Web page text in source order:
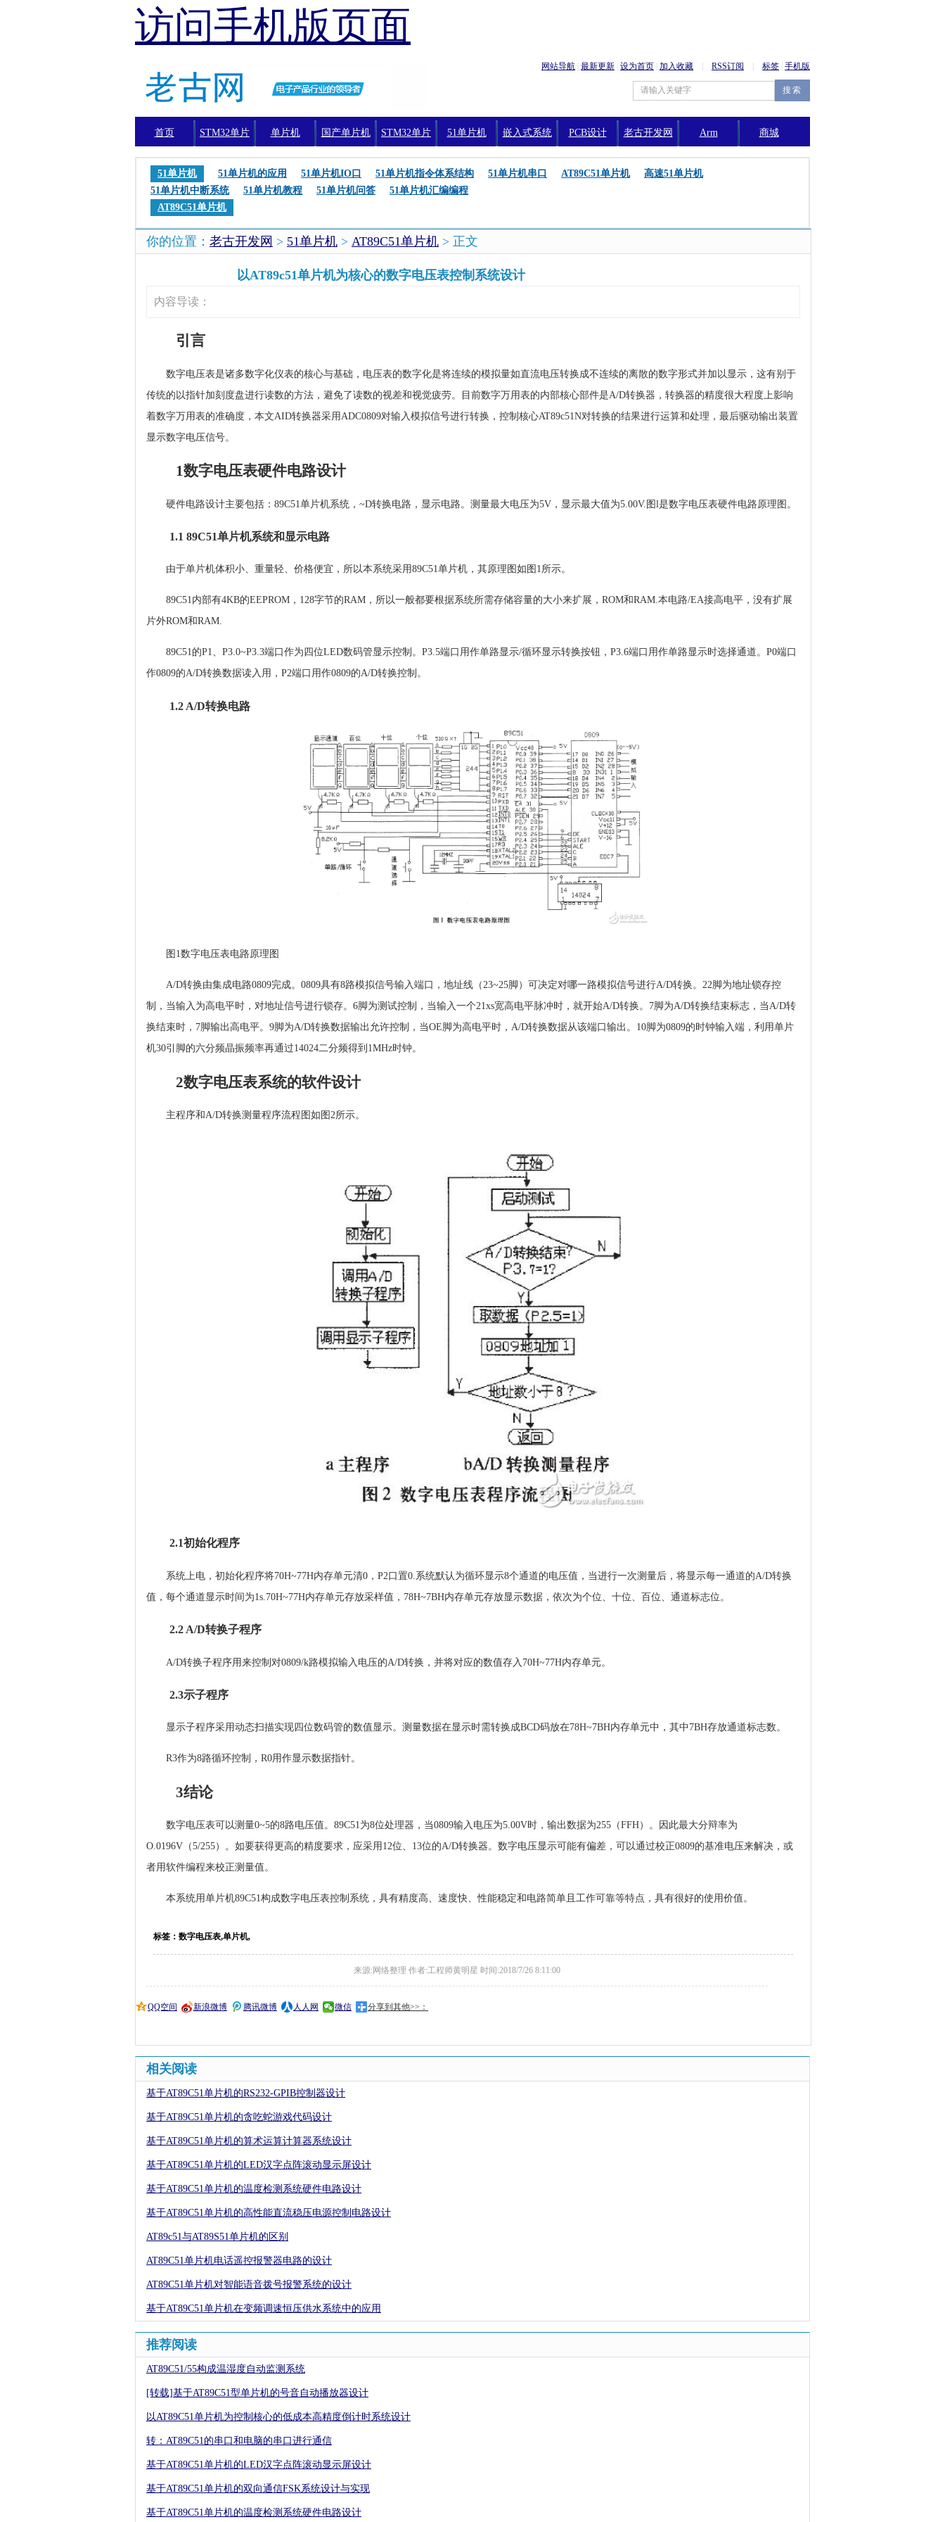
访问手机版页面
网站导航 最新更新 设为首页 加入收藏 RSS订阅 标签 手机版
首页 STM32单片 单片机 国产单片机 STM32单片 51单片机 嵌入式系统 PCB设计 老古开发网 Arm 商城
51单片机 51单片机的应用 51单片机IO口 51单片机指令体系结构 51单片机串口 AT89C51单片机
高速51单片机
51单片机中断系统
51单片机教程 51单片机问答
51单片机汇编编程
AT89C51单片机
你的位置： 老古开发网 > 51单片机 > AT89C51单片机 > 正文
以AT89c51单片机为核心的数字电压表控制系统设计
内容导读：
引言
数字电压表是诸多数字化仪表的核心与基础，电压表的数字化是将连续的模拟量如直流电压转换成不连续的离散的数字形式并加以显示，这有别于
传统的以指针加刻度盘进行读数的方法，避免了读数的视差和视觉疲劳。目前数字万用表的内部核心部件是A/D转换器，转换器的精度很大程度上影响
着数字万用表的准确度，本文AID转换器采用ADC0809对输入模拟信号进行转换，控制核心AT89c51N对转换的结果进行运算和处理，最后驱动输出装置
显示数字电压信号。
1数字电压表硬件电路设计
硬件电路设计主要包括：89C51单片机系统，~D转换电路，显示电路。测量最大电压为5V，显示最大值为5.00V.图l是数字电压表硬件电路原理图。
1.1 89C51单片机系统和显示电路
由于单片机体积小、重量轻、价格便宜，所以本系统采用89C51单片机，其原理图如图1所示。
89C51内部有4KB的EEPROM，128字节的RAM，所以一般都要根据系统所需存储容量的大小来扩展，ROM和RAM.本电路/EA接高电平，没有扩展
片外ROM和RAM.
89C51的P1、P3.0~P3.3端口作为四位LED数码管显示控制。P3.5端口用作单路显示/循环显示转换按钮，P3.6端口用作单路显示时选择通道。P0端口
作0809的A/D转换数据读入用，P2端口用作0809的A/D转换控制。
1.2 A/D转换电路
图1数字电压表电路原理图
A/D转换由集成电路0809完成。0809具有8路模拟信号输入端口，地址线（23~25脚）可决定对哪一路模拟信号进行A/D转换。22脚为地址锁存控
制，当输入为高电平时，对地址信号进行锁存。6脚为测试控制，当输入一个21xs宽高电平脉冲时，就开始A/D转换。7脚为A/D转换结束标志，当A/D转
换结束时，7脚输出高电平。9脚为A/D转换数据输出允许控制，当OE脚为高电平时，A/D转换数据从该端口输出。10脚为0809的时钟输入端，利用单片
机30引脚的六分频晶振频率再通过14024二分频得到1MHz时钟。
2数字电压表系统的软件设计
主程序和A/D转换测量程序流程图如图2所示。
2.1初始化程序
系统上电，初始化程序将70H~77H内存单元清0，P2口置0.系统默认为循环显示8个通道的电压值，当进行一次测量后，将显示每一通道的A/D转换
值，每个通道显示时间为1s.70H~77H内存单元存放采样值，78H~7BH内存单元存放显示数据，依次为个位、十位、百位、通道标志位。
2.2 A/D转换子程序
A/D转换子程序用来控制对0809/k路模拟输入电压的A/D转换，并将对应的数值存入70H~77H内存单元。
2.3示子程序
显示子程序采用动态扫描实现四位数码管的数值显示。测量数据在显示时需转换成BCD码放在78H~7BH内存单元中，其中7BH存放通道标志数。
R3作为8路循环控制，R0用作显示数据指针。
3结论
数字电压表可以测量0~5的8路电压值。89C51为8位处理器，当0809输入电压为5.00V时，输出数据为255（FFH）。因此最大分辩率为
O.0196V（5/255）。如要获得更高的精度要求，应采用12位、13位的A/D转换器。数字电压显示可能有偏差，可以通过校正0809的基准电压来解决，或
者用软件编程来校正测量值。
本系统用单片机89C51构成数字电压表控制系统，具有精度高、速度快、性能稳定和电路简单且工作可靠等特点，具有很好的使用价值。
标签：数字电压表,单片机,
来源:网络整理 作者:工程师黄明星 时间:2018/7/26 8:11:00
QQ空间 新浪微博 腾讯微博 人人网 微信 分享到其他>>：
相关阅读
基于AT89C51单片机的RS232-GPIB控制器设计
基于AT89C51单片机的贪吃蛇游戏代码设计
基于AT89C51单片机的算术运算计算器系统设计
基于AT89C51单片机的LED汉字点阵滚动显示屏设计
基于AT89C51单片机的温度检测系统硬件电路设计
基于AT89C51单片机的高性能直流稳压电源控制电路设计
AT89c51与AT89S51单片机的区别
AT89C51单片机电话遥控报警器电路的设计
AT89C51单片机对智能语音拨号报警系统的设计
基于AT89C51单片机在变频调速恒压供水系统中的应用
推荐阅读
AT89C51/55构成温湿度自动监测系统
[转载]基于AT89C51型单片机的号音自动播放器设计
以AT89C51单片机为控制核心的低成本高精度倒计时系统设计
转：AT89C51的串口和电脑的串口进行通信
基于AT89C51单片机的LED汉字点阵滚动显示屏设计
基于AT89C51单片机的双向通信FSK系统设计与实现
基于AT89C51单片机的温度检测系统硬件电路设计